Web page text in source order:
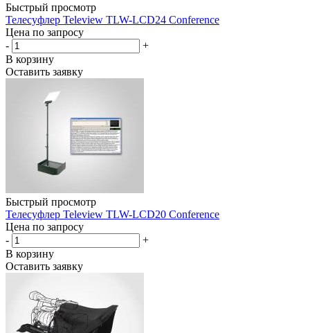
Быстрый просмотр
Телесуфлер Teleview TLW-LCD24 Conference
Цена по запросу
-
+
В корзину
Оставить заявку
Быстрый просмотр
Телесуфлер Teleview TLW-LCD20 Conference
Цена по запросу
-
+
В корзину
Оставить заявку